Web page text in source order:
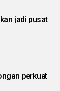
jadi pusat
perkuat